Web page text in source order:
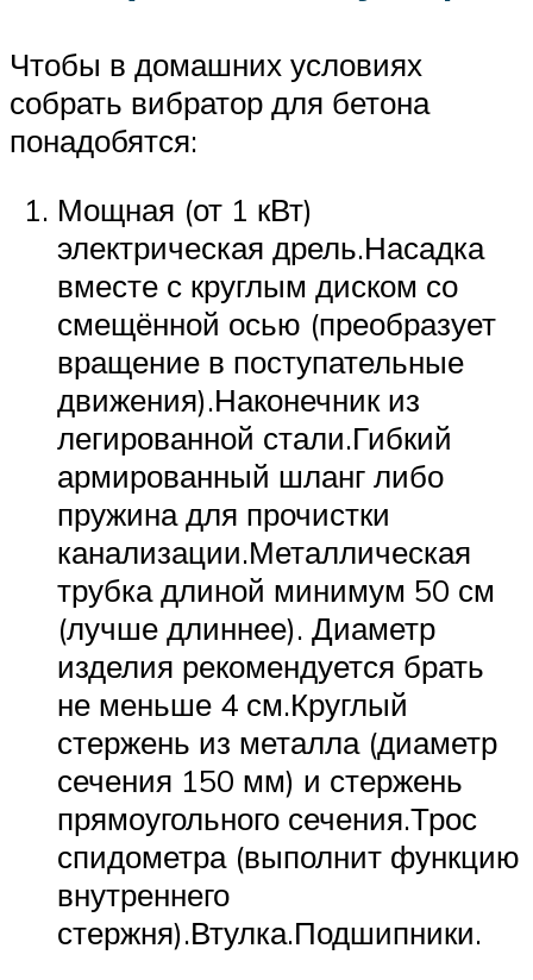
Чтобы в домашних условиях
собрать вибратор для бетона
понадобятся:
Мощная (от 1 кВт)
электрическая дрель.Насадка
вместе с круглым диском со
смещённой осью (преобразует
вращение в поступательные
движения).Наконечник из
легированной стали.Гибкий
армированный шланг либо
пружина для прочистки
канализации.Металлическая
трубка длиной минимум 50 см
(лучше длиннее). Диаметр
изделия рекомендуется брать
не меньше 4 см.Круглый
стержень из металла (диаметр
сечения 150 мм) и стержень
прямоугольного сечения.Трос
спидометра (выполнит функцию
внутреннего
стержня).Втулка.Подшипники.